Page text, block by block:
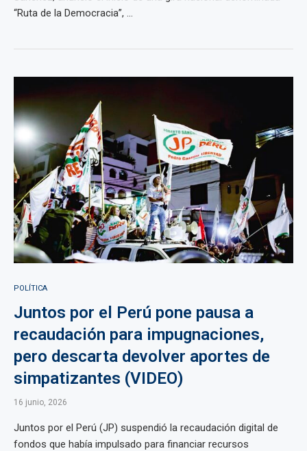
“Ruta de la Democracia”, ...
POLÍTICA
Juntos por el Perú pone pausa a
recaudación para impugnaciones,
pero descarta devolver aportes de
simpatizantes (VIDEO)
16 junio, 2026
Juntos por el Perú (JP) suspendió la recaudación digital de
fondos que había impulsado para financiar recursos